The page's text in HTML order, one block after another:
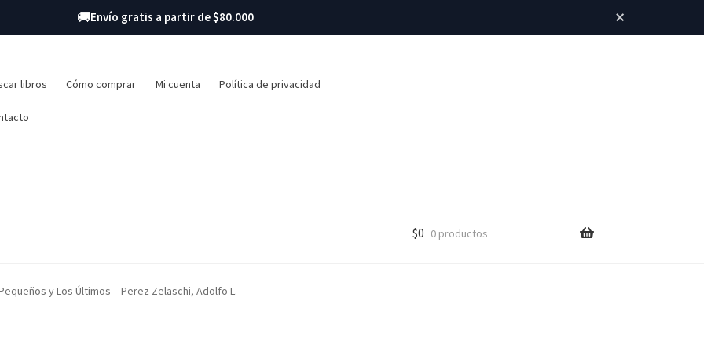
🚚Envío gratis a partir de $80.000 ×
libros Cómo comprar Mi cuenta Política de privacidad
$0 0 productos
y Los Últimos – Perez Zelaschi, Adolfo L.